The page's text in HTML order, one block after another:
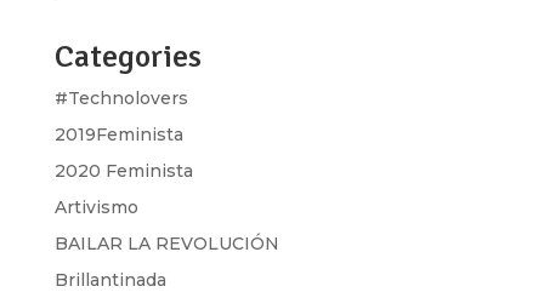
Categories
#Technolovers
2019Feminista
2020 Feminista
Artivismo
BAILAR LA REVOLUCIÓN
Brillantinada